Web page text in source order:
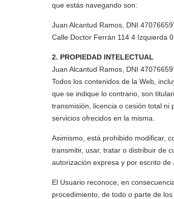
que estás navegando son:
Juan Alcantud Ramos, DNI
Calle Doctor Ferrán 114 4 Izquierda
2. PROPIEDAD INTELECTUAL
Juan Alcantud Ramos, DNI
Todos los contenidos de la Web,
que se indique lo contrario, son
transmisión, licencia o cesión total ni
servicios ofrecidos en la misma.
Asimismo, está prohibido modificar,
transmitir, usar, tratar o distribuir de
autorización expresa y por escrito de
El Usuario reconoce, en
procedimiento, de todo o parte de